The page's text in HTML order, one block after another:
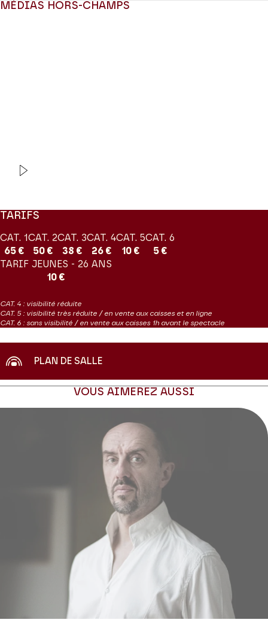
Water Musicpensée par Haendel en vue d’une incroyable « river
MÉDIAS HORS-CHAMPS
TARIFS
CAT. 1
65 €
CAT. 2
50 €
CAT. 3
38 €
CAT. 4
26 €
CAT. 5
10 €
CAT. 6
5 €
TARIF JEUNES - 26 ANS
10 €
CAT. 4 : visibilité réduite
CAT. 5 : visibilité très réduite / en vente aux caisses et en ligne
CAT. 6 : sans visibilité / en vente aux caisses 1h avant le spectacle
PLAN DE SALLE
VOUS AIMEREZ AUSSI